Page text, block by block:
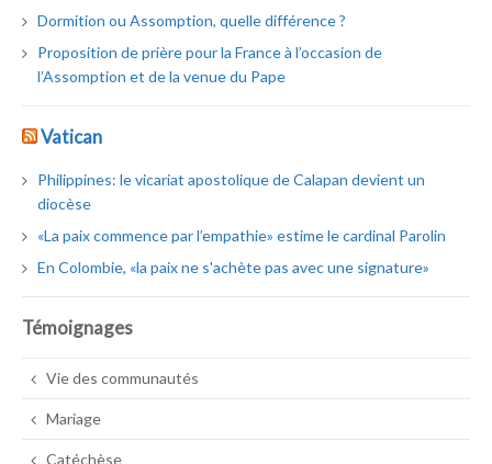
Dormition ou Assomption, quelle différence ?
Proposition de prière pour la France à l’occasion de
l’Assomption et de la venue du Pape
Vatican
Philippines: le vicariat apostolique de Calapan devient un
diocèse
«La paix commence par l’empathie» estime le cardinal Parolin
En Colombie, «la paix ne s'achète pas avec une signature»
Témoignages
Vie des communautés
Mariage
Catéchèse